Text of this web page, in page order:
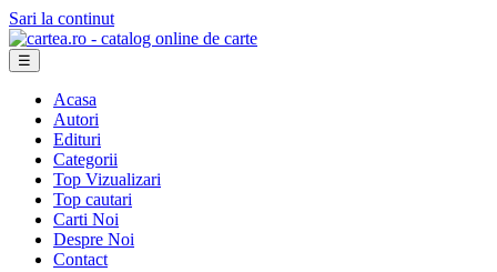
Sari la continut
☰
Acasa
Autori
Edituri
Categorii
Top Vizualizari
Top cautari
Carti Noi
Despre Noi
Contact